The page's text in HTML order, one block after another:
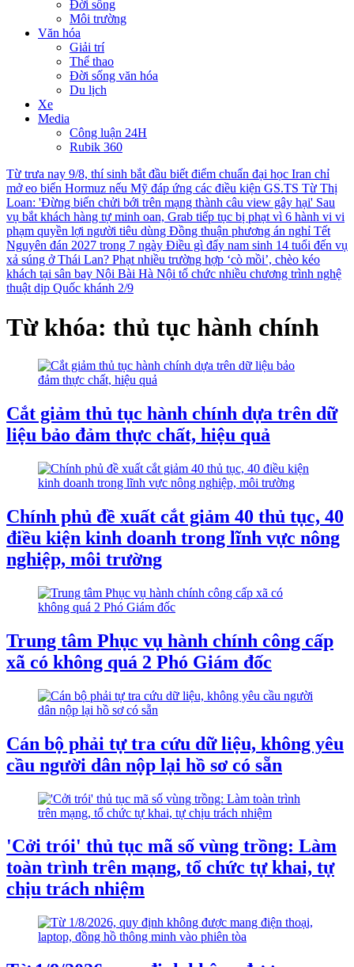
Đời sống
Môi trường
Văn hóa
Giải trí
Thể thao
Đời sống văn hóa
Du lịch
Xe
Media
Công luận 24H
Rubik 360
Từ trưa nay 9/8, thí sinh bắt đầu biết điểm chuẩn đại học Iran chỉ
mở eo biển Hormuz nếu Mỹ đáp ứng các điều kiện GS.TS Từ Thị
Loan: 'Đừng biến chửi bới trên mạng thành câu view gây hại' Sau
vụ bắt khách hàng tự minh oan, Grab tiếp tục bị phạt vì 6 hành vi vi
phạm quyền lợi người tiêu dùng Đồng thuận phương án nghỉ Tết
Nguyên đán 2027 trong 7 ngày Điều gì đẩy nam sinh 14 tuổi đến vụ
xả súng ở Thái Lan? Phạt nhiều trường hợp ‘cò mồi’, chèo kéo
khách tại sân bay Nội Bài Hà Nội tổ chức nhiều chương trình nghệ
thuật dịp Quốc khánh 2/9
Từ khóa: thủ tục hành chính
Cắt giảm thủ tục hành chính dựa trên dữ
liệu bảo đảm thực chất, hiệu quả
Chính phủ đề xuất cắt giảm 40 thủ tục, 40
điều kiện kinh doanh trong lĩnh vực nông
nghiệp, môi trường
Trung tâm Phục vụ hành chính công cấp
xã có không quá 2 Phó Giám đốc
Cán bộ phải tự tra cứu dữ liệu, không yêu
cầu người dân nộp lại hồ sơ có sẵn
'Cởi trói' thủ tục mã số vùng trồng: Làm
toàn trình trên mạng, tổ chức tự khai, tự
chịu trách nhiệm